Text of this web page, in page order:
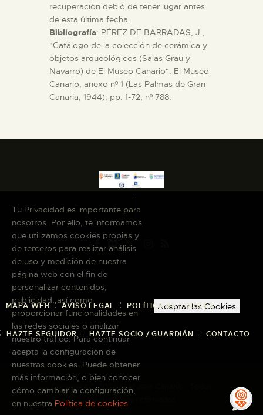
recuperación debió de tener lugar antes
de esta última fecha.
Bibliografía: PÉREZ DE BARRADAS, J.,
"Catálogo de la colección de cerámica y
objetos arqueológicos (Salas Grau y
Navarro) de El Museo Canario". El Museo
Canario, anexo nº 1 (Las Palmas de Gran
Canaria, 1944), pp. 1-72, nº 788.
MAPA WEB AVISO LEGAL POLÍTICA DE COOKIES
HAZTE SEGUIDOR HAZTE SOCIO / GUARDIÁN CONTACTO
Copyright © 2026 El Museo Canario · Todos
los derechos reservados
Tu Privacidad es importante para
nosotros. Por ello, te informamos
que utilizamos cookies propias y
de terceros para realizar análisis
de uso y medición de nuestra
página web con el fin de
personalizar contenidos,
publicidad, así como
proporcionar funcionalidades en
las redes sociales o analizar
nuestro tráfico. Para continuar
acepta la configuración de
nuestras cookies. Puede obtener
más información, o bien conocer
cómo cambiar la configuración,
en nuestra Política de cookies
Aceptar las Cookies